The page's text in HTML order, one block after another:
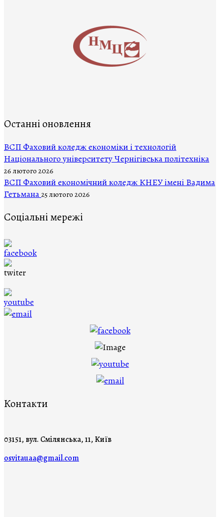
Останні оновлення
ВCП Фаховий коледж економіки і технологій
Національного університету Чернігівська політехніка
26 лютого 2026
ВСП Фаховий економічний коледж КНЕУ імені Вадима
Гетьмана 25 лютого 2026
Соціальні мережі
Контакти
03151, вул. Смілянська, 11, Київ
osvitauaa@gmail.com